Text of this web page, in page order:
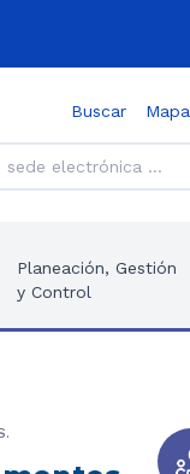
Buscar Mapa
Planeación, Gestión
y Control